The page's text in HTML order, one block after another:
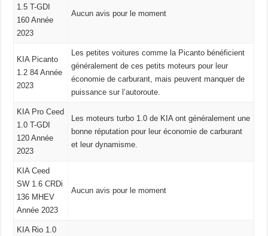
1.5 T-GDI
160 Année
2023
Aucun avis pour le moment
KIA Picanto
1.2 84 Année
2023
Les petites voitures comme la Picanto bénéficient
généralement de ces petits moteurs pour leur
économie de carburant, mais peuvent manquer de
puissance sur l’autoroute.
KIA Pro Ceed
1.0 T-GDI
120 Année
2023
Les moteurs turbo 1.0 de KIA ont généralement une
bonne réputation pour leur économie de carburant
et leur dynamisme.
KIA Ceed
SW 1.6 CRDi
136 MHEV
Année 2023
Aucun avis pour le moment
KIA Rio 1.0